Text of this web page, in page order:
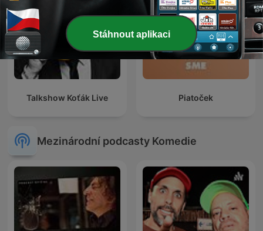
Talkshow Koťák Live Piatoček
Mezinárodní podcasty Komedie
Stáhnout aplikaci